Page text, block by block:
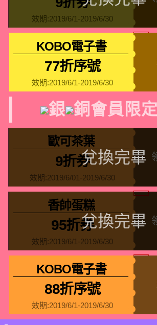
效期:2019/6/1-2019/6/30
KOBO電子書
77折序號
效期:2019/6/1-2019/6/30
銀 銅會員限定
歐可茶葉
9折券
效期:2019/6/01-2019/6/30
香帥蛋糕
95折券
效期:2019/6/1-2019/6/30
KOBO電子書
88折序號
效期:2019/6/1-2019/6/30